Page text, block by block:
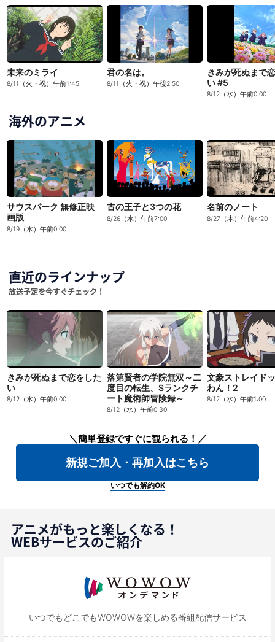
未来のミライ
8/11（火・祝）午前1:45
君の名は。
8/11（火・祝）午後2:50
きみが死ぬまで
い #5
8/12（水）午前0:00
海外のアニメ
サウスパーク 無修正映
画版
8/19（水）午前0:00
古の王子と3つの花
8/26（水）午前7:00
名前のノート
8/27（木）午前4:20
直近のラインナップ
放送予定を今すぐチェック！
きみが死ぬまで恋をした
い
8/12（水）午前0:00
落第賢者の学院無双～二
度目の転生、Sランクチ
ート魔術師冒険録～
8/12（水）午前0:30
文豪ストレイド
わん！2
8/12（水）午前1:00
＼簡単登録ですぐに観られる！／
新規ご加入・再加入はこちら
いつでも解約OK
アニメがもっと楽しくなる！
WEBサービスのご紹介
いつでもどこでもWOWOWを楽しめる番組配信サービス